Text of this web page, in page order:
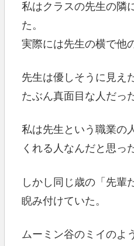
私はクラスの先生の隣
た。
実際には先生の横で他
先生は優しそうに見え
たぶん真面目な人だっ
私は先生という職業の
くれる人なんだと思っ
しかし同じ歳の「先輩
睨み付けていた。
ムーミン谷のミイのよ